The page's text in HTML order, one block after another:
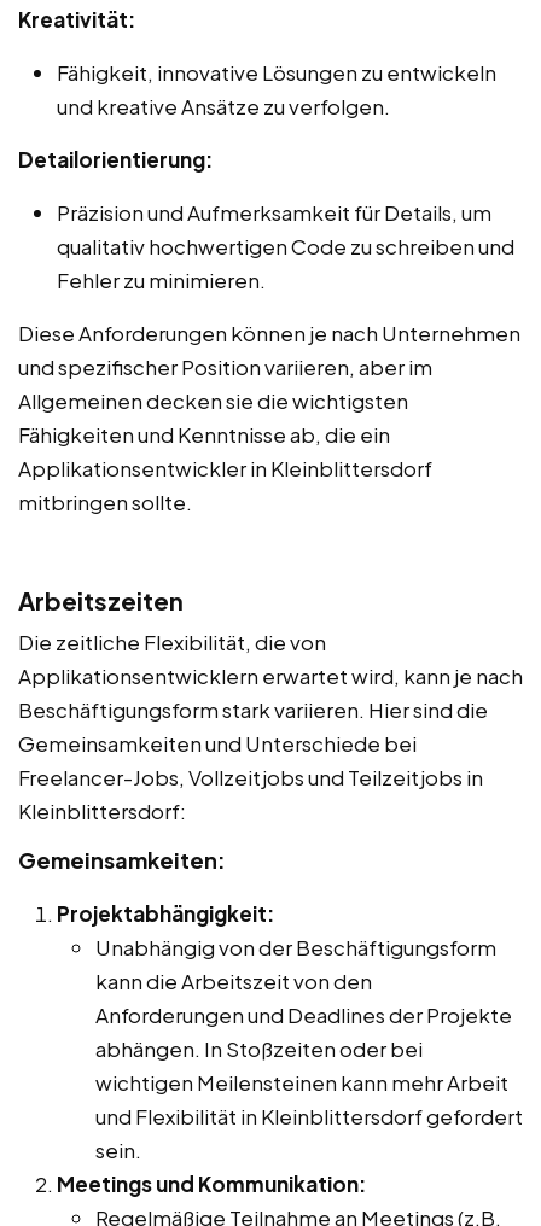
Kreativität:
Fähigkeit, innovative Lösungen zu entwickeln
und kreative Ansätze zu verfolgen.
Detailorientierung:
Präzision und Aufmerksamkeit für Details, um
qualitativ hochwertigen Code zu schreiben und
Fehler zu minimieren.
Diese Anforderungen können je nach Unternehmen
und spezifischer Position variieren, aber im
Allgemeinen decken sie die wichtigsten
Fähigkeiten und Kenntnisse ab, die ein
Applikationsentwickler in Kleinblittersdorf
mitbringen sollte.
Arbeitszeiten
Die zeitliche Flexibilität, die von
Applikationsentwicklern erwartet wird, kann je nach
Beschäftigungsform stark variieren. Hier sind die
Gemeinsamkeiten und Unterschiede bei
Freelancer-Jobs, Vollzeitjobs und Teilzeitjobs in
Kleinblittersdorf:
Gemeinsamkeiten:
Projektabhängigkeit:
Unabhängig von der Beschäftigungsform
kann die Arbeitszeit von den
Anforderungen und Deadlines der Projekte
abhängen. In Stoßzeiten oder bei
wichtigen Meilensteinen kann mehr Arbeit
und Flexibilität in Kleinblittersdorf gefordert
sein.
Meetings und Kommunikation:
Regelmäßige Teilnahme an Meetings (z.B.